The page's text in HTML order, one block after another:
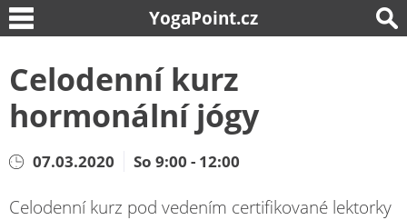
YogaPoint.cz
Celodenní kurz
hormonální jógy
07.03.2020 So 9:00 - 12:00
Celodenní kurz pod vedením certifikované lektorky